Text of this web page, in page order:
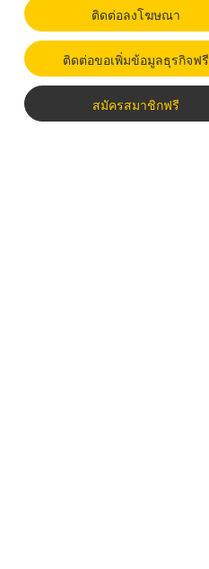
ติดต่อลงโฆษณา
ติดต่อขอเพิ่มข้อมูลธุรกิจฟรี
สมัครสมาชิกฟรี